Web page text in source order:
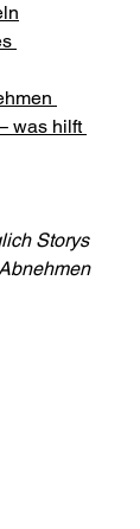
was hilft
Storys